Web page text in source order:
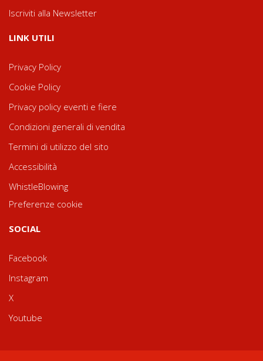
Iscriviti alla Newsletter
LINK UTILI
Privacy Policy
Cookie Policy
Privacy policy eventi e fiere
Condizioni generali di vendita
Termini di utilizzo del sito
Accessibilità
WhistleBlowing
Preferenze cookie
SOCIAL
Facebook
Instagram
X
Youtube